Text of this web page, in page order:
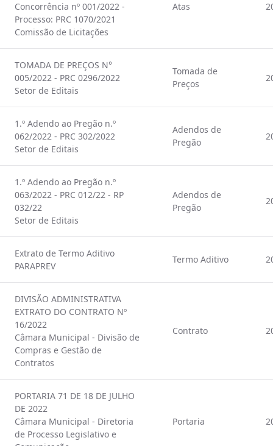
Concorrência nº 001/2022 -
Processo: PRC 1070/2021
Comissão de Licitações
Atas
TOMADA DE PREÇOS N°
005/2022 - PRC 0296/2022
Setor de Editais
Tomada de
Preços
1.º Adendo ao Pregão n.º
062/2022 - PRC 302/2022
Setor de Editais
Adendos de
Pregão
1.º Adendo ao Pregão n.º
063/2022 - PRC 012/22 - RP
032/22
Setor de Editais
Adendos de
Pregão
Extrato de Termo Aditivo
PARAPREV
Termo Aditivo
DIVISÃO ADMINISTRATIVA
EXTRATO DO CONTRATO Nº
16/2022
Câmara Municipal - Divisão de
Compras e Gestão de
Contratos
Contrato
PORTARIA 71 DE 18 DE JULHO
DE 2022
Câmara Municipal - Diretoria
de Processo Legislativo e
Portaria